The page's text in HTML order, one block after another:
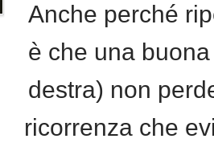
Anche perché
è che una
destra) non
ricorrenza che